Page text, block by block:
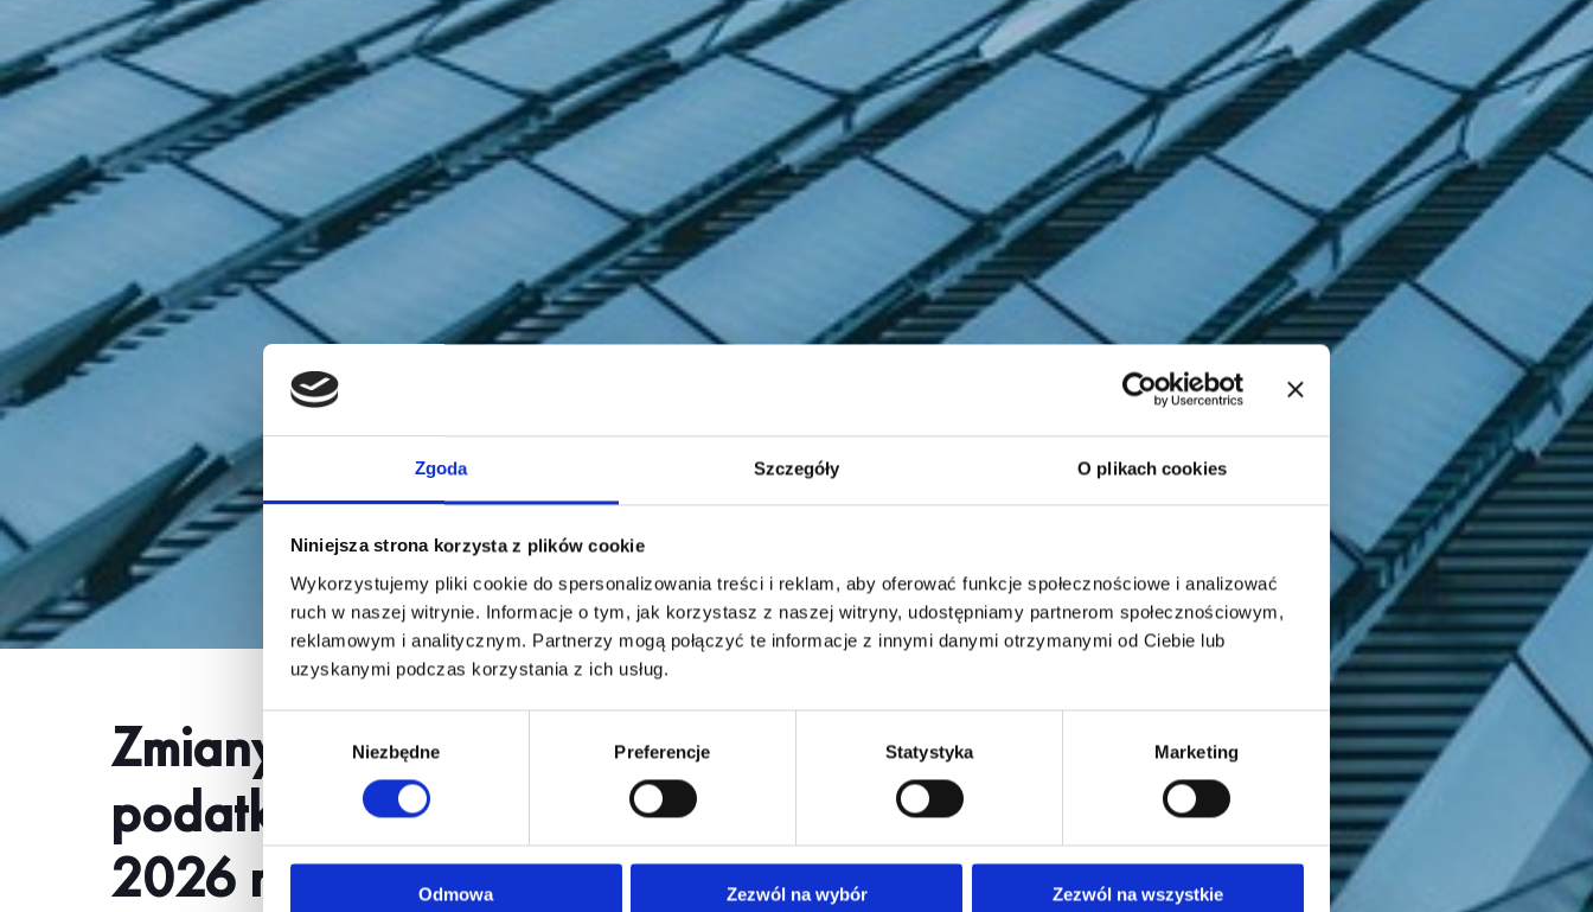
Zgoda Szczegóły O plikach cookies
Niniejsza strona korzysta z plików cookie
Wykorzystujemy pliki cookie do spersonalizowania treści i reklam, aby oferować funkcje społecznościowe i analizować
ruch w naszej witrynie. Informacje o tym, jak korzystasz z naszej witryny, udostępniamy partnerom społecznościowym,
reklamowym i analitycznym. Partnerzy mogą połączyć te informacje z innymi danymi otrzymanymi od Ciebie lub
uzyskanymi podczas korzystania z ich usług.
zgody
Niezbędne Preferencje Statystyka Marketing
Odmowa Zezwól na wybór Zezwól na wszystkie
Zmiany w
podatkach w
2026 roku –